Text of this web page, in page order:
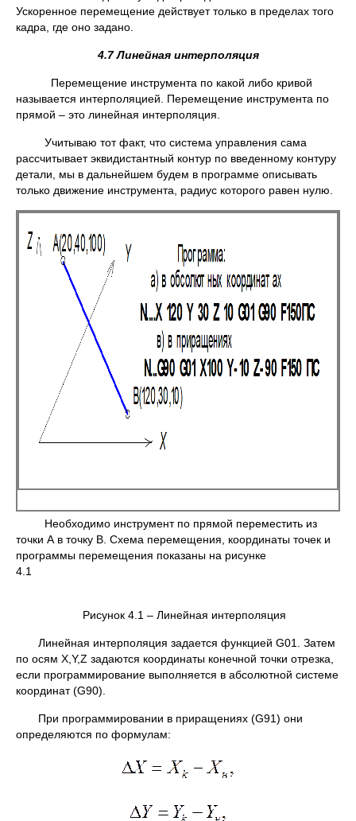
Ускоренное перемещение действует только в пределах того
кадра, где оно задано.
4.7 Линейная интерполяция
Перемещение инструмента по какой либо кривой
называется интерполяцией. Перемещение инструмента по
прямой – это линейная интерполяция.
Учитываю тот факт, что система управления сама
рассчитывает эквидистантный контур по введенному контуру
детали, мы в дальнейшем будем в программе описывать
только движение инструмента, радиус которого равен нулю.
Необходимо инструмент по прямой переместить из
точки А в точку В. Схема перемещения, координаты точек и
программы перемещения показаны на рисунке
4.1
Рисунок 4.1 – Линейная интерполяция
Линейная интерполяция задается функцией G01. Затем
по осям X,Y,Z задаются координаты конечной точки отрезка,
если программирование выполняется в абсолютной системе
координат (G90).
При программировании в приращениях (G91) они
определяются по формулам: